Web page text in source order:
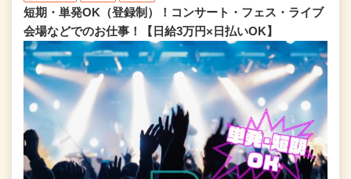
短期・単発OK（登録制）！コンサート・フェス・ライブ
会場などでのお仕事！【日給3万円×日払いOK】